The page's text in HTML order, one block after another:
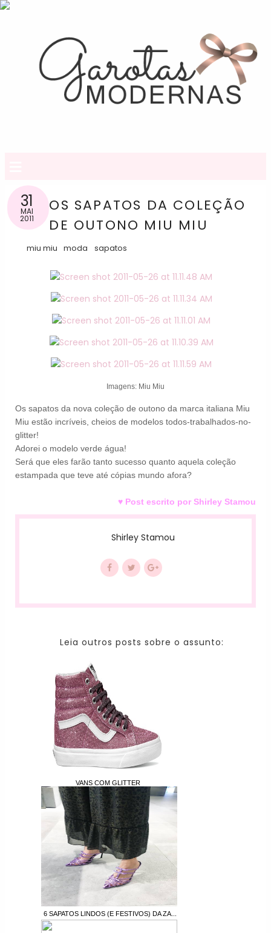
31
MAI
2011
OS SAPATOS DA COLEÇÃO
DE OUTONO MIU MIU
miu miu moda sapatos
Imagens: Miu Miu
Os sapatos da nova coleção de outono da marca italiana Miu
Miu estão incríveis, cheios de modelos todos-trabalhados-no-
glitter!
Adorei o modelo verde água!
Será que eles farão tanto sucesso quanto aquela coleção
estampada que teve até cópias mundo afora?
♥ Post escrito por Shirley Stamou
Shirley Stamou
Leia outros posts sobre o assunto:
VANS COM GLITTER
6 SAPATOS LINDOS (E FESTIVOS) DA ZA...